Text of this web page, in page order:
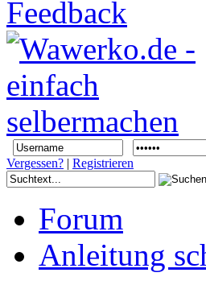
Vergessen? | Registrieren
Forum
Anleitung